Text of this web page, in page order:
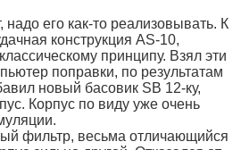
его как-то реализовывать. К
конструкция AS-10,
принципу. Взял эти
поправки, по результатам
новый басовик SB 12-ку,
Корпус по виду уже очень
фильтр, весьма отличающийся